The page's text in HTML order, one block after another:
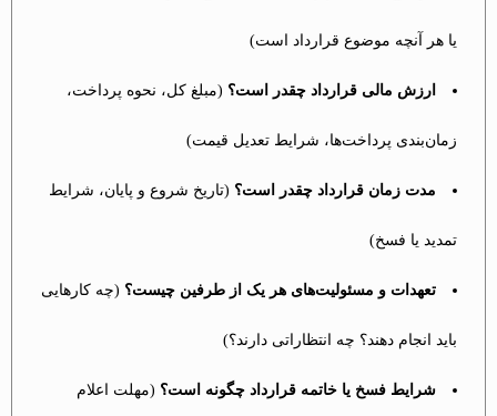
یا هر آنچه موضوع قرارداد است)
ارزش مالی قرارداد چقدر است؟ (مبلغ کل، نحوه پرداخت،
زمان‌بندی پرداخت‌ها، شرایط تعدیل قیمت)
مدت زمان قرارداد چقدر است؟ (تاریخ شروع و پایان، شرایط
تمدید یا فسخ)
تعهدات و مسئولیت‌های هر یک از طرفین چیست؟ (چه کارهایی
باید انجام دهند؟ چه انتظاراتی دارند؟)
شرایط فسخ یا خاتمه قرارداد چگونه است؟ (مهلت اعلام